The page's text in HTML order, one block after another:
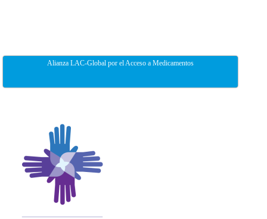
Alianza LAC-Global por el Acceso a Medicamentos